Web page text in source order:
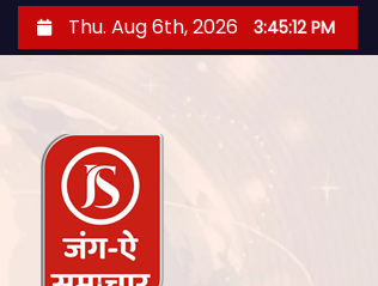
Thu. Aug 6th, 2026 3:45:13 PM